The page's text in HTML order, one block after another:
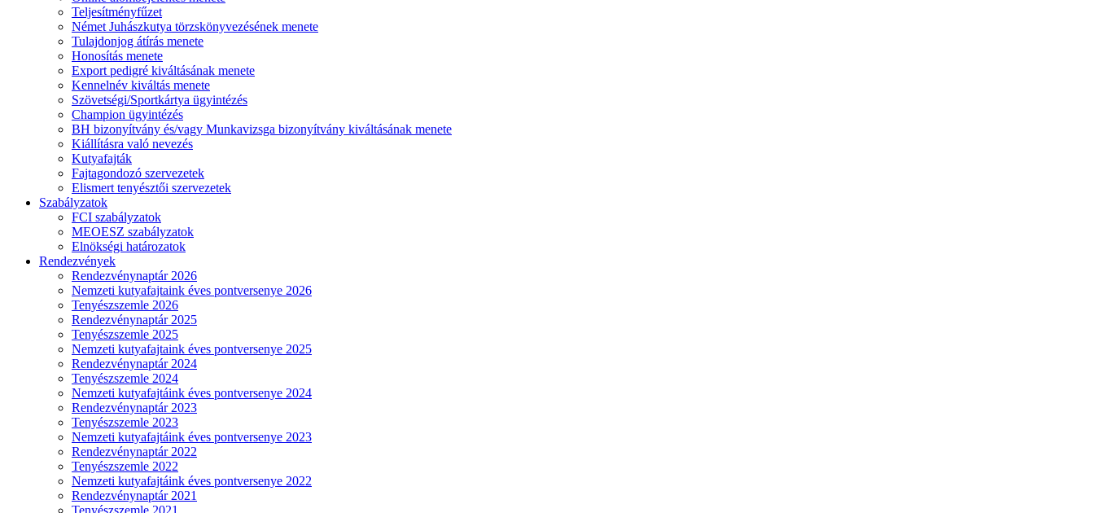
Teljesítményfűzet
Német Juhászkutya törzskönyvezésének menete
Tulajdonjog átírás menete
Honosítás menete
Export pedigré kiváltásának menete
Kennelnév kiváltás menete
Szövetségi/Sportkártya ügyintézés
Champion ügyintézés
BH bizonyítvány és/vagy Munkavizsga bizonyítvány kiváltásának menete
Kiállításra való nevezés
Kutyafajták
Fajtagondozó szervezetek
Elismert tenyésztői szervezetek
Szabályzatok
FCI szabályzatok
MEOESZ szabályzatok
Elnökségi határozatok
Rendezvények
Rendezvénynaptár 2026
Nemzeti kutyafajtaink éves pontversenye 2026
Tenyészszemle 2026
Rendezvénynaptár 2025
Tenyészszemle 2025
Nemzeti kutyafajtaink éves pontversenye 2025
Rendezvénynaptár 2024
Tenyészszemle 2024
Nemzeti kutyafajtáink éves pontversenye 2024
Rendezvénynaptár 2023
Tenyészszemle 2023
Nemzeti kutyafajtáink éves pontversenye 2023
Rendezvénynaptár 2022
Tenyészszemle 2022
Nemzeti kutyafajtáink éves pontversenye 2022
Rendezvénynaptár 2021
Tenyészszemle 2021